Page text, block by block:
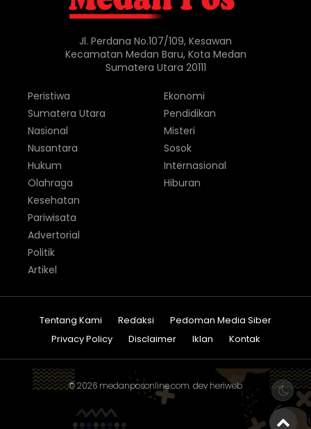
Jl. Perdana No.107/109, Kesawan
Kecamatan Medan Baru, Kota Medan
Sumatera Utara 20111
Peristiwa
Sumatera Utara
Nasional
Nusantara
Hukum
Olahraga
Ekonomi
Pendidikan
Misteri
Sosok
Internasional
Hiburan
Kesehatan
Pariwisata
Advertorial
Politik
Artikel
Tentang Kami Redaksi
Pedoman Media Siber
Privacy Policy
Disclaimer Iklan Kontak
© 2026 medanposonline.com. dev heriweb